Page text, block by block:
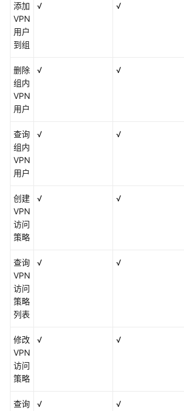
添加
VPN
用户
到组
√ √
删除
组内
VPN
用户
√ √
查询
组内
VPN
用户
√ √
创建
VPN
访问
策略
√ √
查询
VPN
访问
策略
列表
√ √
修改
VPN
访问
策略
√ √
查询
√ √